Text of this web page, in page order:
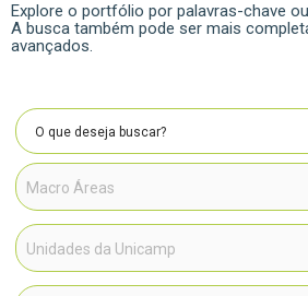
Explore o portfólio por palavras-chave
A busca também pode ser mais
avançados.